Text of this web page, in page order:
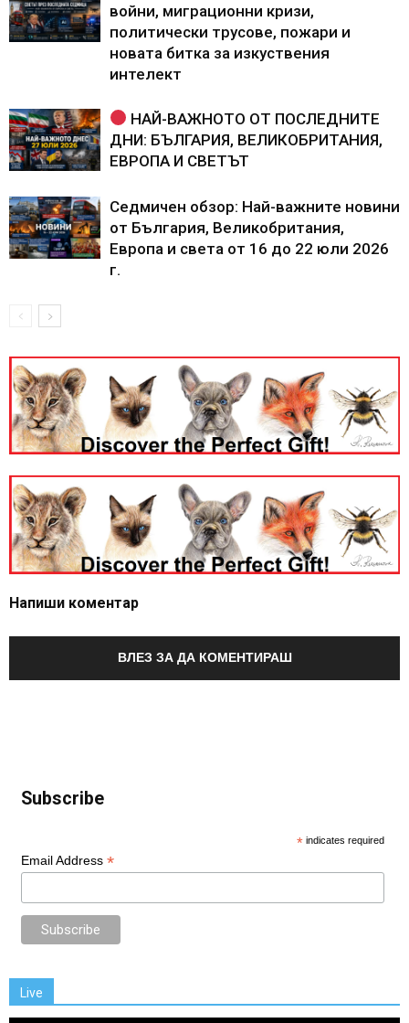
войни, миграционни кризи,
политически трусове, пожари и
новата битка за изкуствения
интелект
НАЙ-ВАЖНОТО ОТ ПОСЛЕДНИТЕ
ДНИ: БЪЛГАРИЯ, ВЕЛИКОБРИТАНИЯ,
ЕВРОПА И СВЕТЪТ
Седмичен обзор: Най-важните новини
от България, Великобритания,
Европа и света от 16 до 22 юли 2026
г.
Напиши коментар
ВЛЕЗ ЗА ДА КОМЕНТИРАШ
Subscribe
* indicates required
Email Address *
Live